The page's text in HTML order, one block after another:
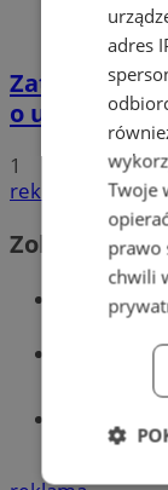
Zatrzymano
o
1
reklama
Zobacz
Śląski
adres
Twoje
prawo
chwili